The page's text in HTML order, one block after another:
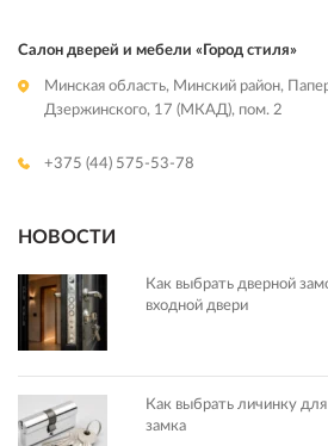
Салон дверей и мебели «Город стиля»
Минская область, Минский район,
Дзержинского, 17 (МКАД), пом. 2
+375 (44) 575-53-78
НОВОСТИ
Как выбрать дверной
входной двери
Как выбрать личинку
замка